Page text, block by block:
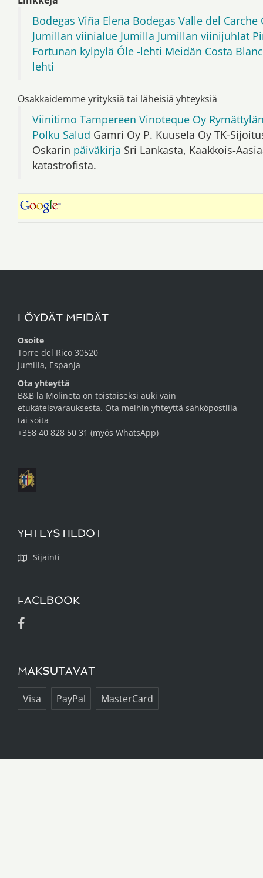
Bodegas Viña Elena Bodegas Valle del Carche
Jumillan viinialue Jumilla Jumillan viinijuhlat
Fortunan kylpylä Óle -lehti Meidän Costa
lehti
Osakkaidemme yrityksiä tai läheisiä yhteyksiä
Viinitimo Tampereen Vinoteque Oy
Polku Salud Gamri Oy P. Kuusela Oy TK-
Oskarin päiväkirja Sri Lankasta, Kaakkois-
katastrofista.
LÖYDÄT MEIDÄT
Osoite
Torre del Rico 30520
Jumilla, Espanja
Ota yhteyttä
B&B la Molineta on toistaiseksi auki vain
etukäteisvarauksesta. Ota meihin yhteyttä sähköpostilla
tai soita
+358 40 828 50 31 (myös WhatsApp)
YHTEYSTIEDOT
Sijainti
FACEBOOK
MAKSUTAVAT
Visa PayPal MasterCard